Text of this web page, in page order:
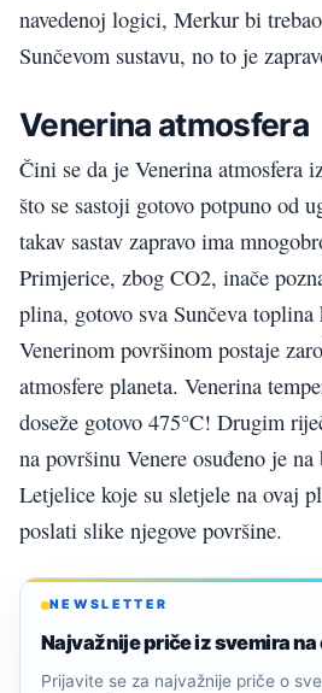
navedenoj logici, Merkur bi
Sunčevom sustavu, no to je
Venerina atmosfera
Čini se da je Venerina atmosfera
što se sastoji gotovo potpuno od
takav sastav zapravo ima
Primjerice, zbog CO2, inače
plina, gotovo sva Sunčeva
Venerinom površinom postaje
atmosfere planeta. Venerina
doseže gotovo 475°C! Drugim
na površinu Venere osuđeno je na
Letjelice koje su sletjele na ovaj
poslati slike njegove površine.
NEWSLETTER
Najvažnije priče iz svemira
Prijavite se za najvažnije priče o